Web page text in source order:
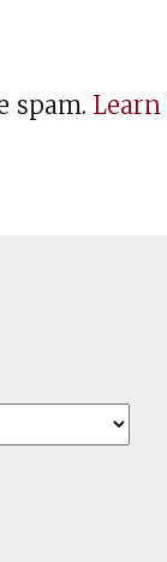
spam.